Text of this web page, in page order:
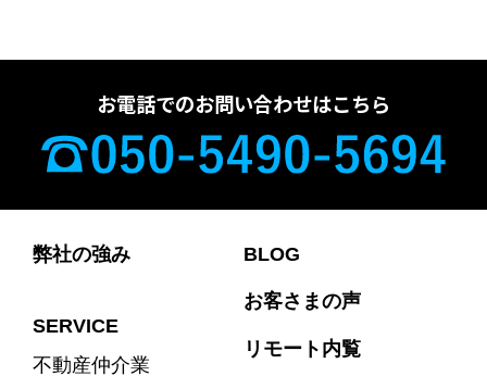
お電話でのお問い合わせはこちら
弊社の強み
SERVICE
不動産仲介業
BLOG
お客さまの声
リモート内覧